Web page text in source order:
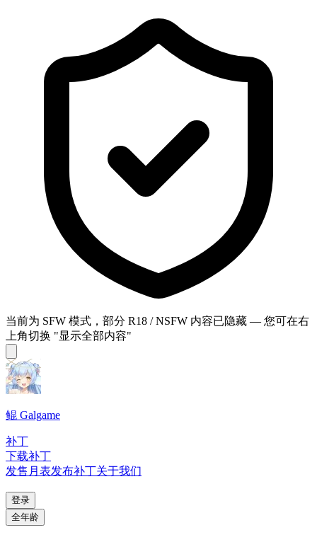
当前为 SFW 模式，部分 R18 / NSFW 内容已隐藏 — 您可在右
上角切换 "显示全部内容"
鲲 Galgame
补丁
下载补丁
发售月表发布补丁关于我们
登录
全年龄